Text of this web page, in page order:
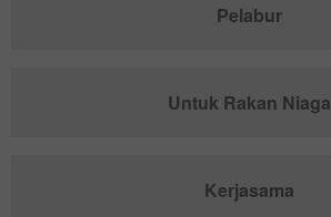
Pelabur
Untuk Rakan Niaga
Kerjasama